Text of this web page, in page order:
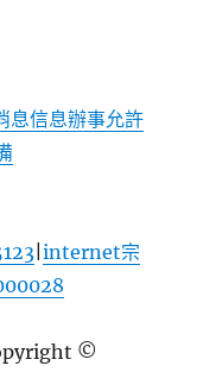
信息辦事允許
|internet宗
©